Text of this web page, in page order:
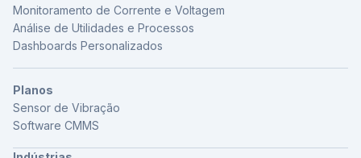
Monitoramento de Corrente e Voltagem
Análise de Utilidades e Processos
Dashboards Personalizados
Planos
Sensor de Vibração
Software CMMS